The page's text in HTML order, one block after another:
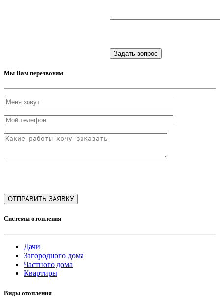
Мы Вам перезвоним
Системы отопления
Дачи
Загородного дома
Частного дома
Квартиры
Виды отопления